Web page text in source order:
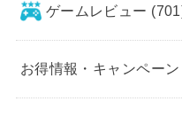
ゲームレビュー
お得情報・キャンペーン